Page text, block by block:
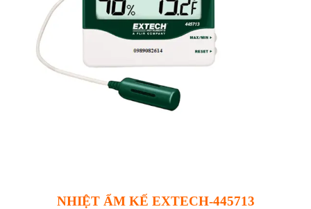
NHIỆT ẨM KẾ EXTECH-445713